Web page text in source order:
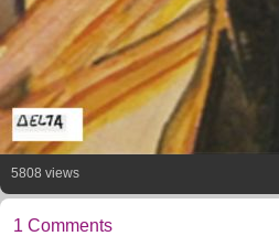
5808 views
1 Comments